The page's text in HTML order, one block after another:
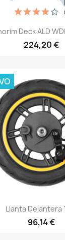
Deck ALD
224,20 €
Llanta Delantera
96,14 €